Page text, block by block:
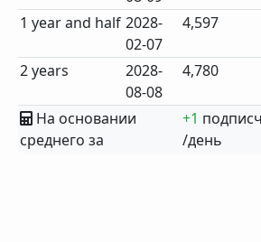
1 year and half 2028-
02-07
4,597
2 years
2028-
08-08
4,780
На основании
среднего за
+1
/день